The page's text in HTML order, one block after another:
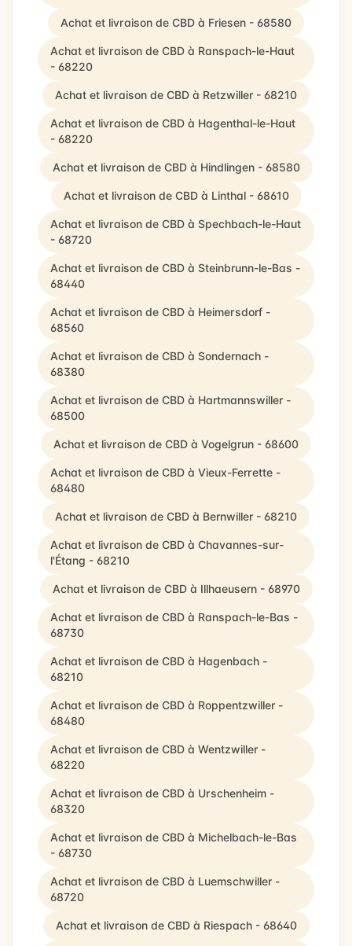
Achat et livraison de CBD à Friesen - 68580
Achat et livraison de CBD à Ranspach-le-Haut
- 68220
Achat et livraison de CBD à Retzwiller - 68210
Achat et livraison de CBD à Hagenthal-le-Haut
- 68220
Achat et livraison de CBD à Hindlingen - 68580
Achat et livraison de CBD à Linthal - 68610
Achat et livraison de CBD à Spechbach-le-Haut
- 68720
Achat et livraison de CBD à Steinbrunn-le-Bas -
68440
Achat et livraison de CBD à Heimersdorf -
68560
Achat et livraison de CBD à Sondernach -
68380
Achat et livraison de CBD à Hartmannswiller -
68500
Achat et livraison de CBD à Vogelgrun - 68600
Achat et livraison de CBD à Vieux-Ferrette -
68480
Achat et livraison de CBD à Bernwiller - 68210
Achat et livraison de CBD à Chavannes-sur-
l'Étang - 68210
Achat et livraison de CBD à Illhaeusern - 68970
Achat et livraison de CBD à Ranspach-le-Bas -
68730
Achat et livraison de CBD à Hagenbach -
68210
Achat et livraison de CBD à Roppentzwiller -
68480
Achat et livraison de CBD à Wentzwiller -
68220
Achat et livraison de CBD à Urschenheim -
68320
Achat et livraison de CBD à Michelbach-le-Bas
- 68730
Achat et livraison de CBD à Luemschwiller -
68720
Achat et livraison de CBD à Riespach - 68640